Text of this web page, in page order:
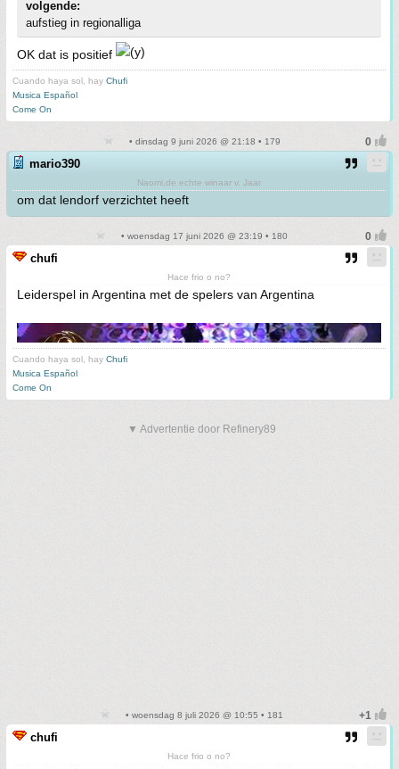
volgende:
aufstieg in regionalliga
OK dat is positief
Cuando haya sol, hay Chufi
Musica Español
Come On
• dinsdag 9 juni 2026 @ 21:18 • 179
mario390
Naomi,de echte winaar v. Jaar
om dat lendorf verzichtet heeft
• woensdag 17 juni 2026 @ 23:19 • 180
chufi
Hace frio o no?
Leiderspel in Argentina met de spelers van Argentina
Cuando haya sol, hay Chufi
Musica Español
Come On
▼ Advertentie door Refinery89
• woensdag 8 juli 2026 @ 10:55 • 181
chufi
Hace frio o no?